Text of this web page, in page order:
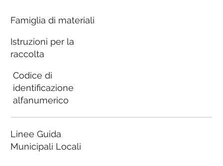
Famiglia di materiali
Istruzioni per la
raccolta
Codice di
identificazione
alfanumerico
Linee Guida
Municipali Locali